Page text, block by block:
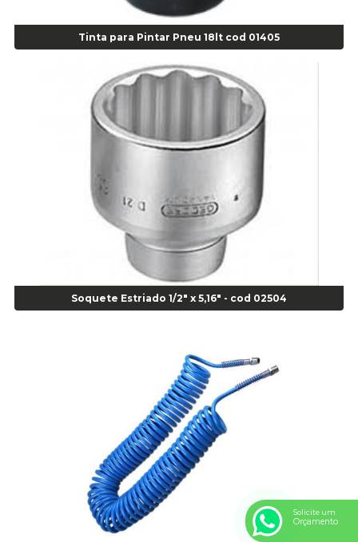
Alicate Corte Lateral Força Dupla - Cod 03105
Alicate de Corte Diagonal - cod 02138
Alicate de Pressão Gedore - Cod 01856
Alicate para Abracadeira 3/16" x 1.3/16" 29840 - Gedore - Cod 02174
Alicate para Anéis Externos Bico Reto - Gedore A2 - Cod 00894
Alicate para Anéis Externos com Bico Curvo - Gedore A21 - Cod 00895
Alicate para Anéis Tipo Trava Câmbio 8134 Gedore - Cod 02008
Alicate para Balanceamento - Cod 03078
Alicate para trava de cambio 398 11" - Corneta - Cod 03113
Alicate Universal - Cod 01718
Alicate Universal 8" Gedore - Cod 00133
Anel Centralizador Fiat 4 pçs - Amarelo - Cod 00517
Anel Centralizador Honda 4 pçs - Vermelho - Cod 01465
Anel Centralizador Peugeot 4pçs - Branco - Cod 01466
Anel Centralizador Renault 4pçs - Marrom - Cod 01467
Anel Centralizador Toyota 4pçs - Preto - Cod 01335
Anel Centralizador VW 4pçs - Laranja - Cod 00520
Anel de vedação Jumbo OR-224 TG - Cod: 03749
Anel de vedação Jumbo OR-449 Cod: 03752
Anel p/ montagem de pneu s/cam aro 22,5 - Cod 00166
Anel para Montagem do Pneu Sem Câmara Aro 24,5 - Cod 02935
Tinta para Pintar Pneu 18lt cod 01405
Soquete Estriado 1/2" x 5,16" - cod 02504
Solicite um
Orçamento